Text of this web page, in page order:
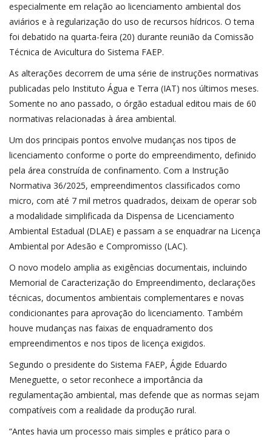
especialmente em relação ao licenciamento ambiental dos
aviários e à regularização do uso de recursos hídricos. O tema
foi debatido na quarta-feira (20) durante reunião da Comissão
Técnica de Avicultura do Sistema FAEP.
As alterações decorrem de uma série de instruções normativas
publicadas pelo Instituto Água e Terra (IAT) nos últimos meses.
Somente no ano passado, o órgão estadual editou mais de 60
normativas relacionadas à área ambiental.
Um dos principais pontos envolve mudanças nos tipos de
licenciamento conforme o porte do empreendimento, definido
pela área construída de confinamento. Com a Instrução
Normativa 36/2025, empreendimentos classificados como
micro, com até 7 mil metros quadrados, deixam de operar sob
a modalidade simplificada da Dispensa de Licenciamento
Ambiental Estadual (DLAE) e passam a se enquadrar na Licença
Ambiental por Adesão e Compromisso (LAC).
O novo modelo amplia as exigências documentais, incluindo
Memorial de Caracterização do Empreendimento, declarações
técnicas, documentos ambientais complementares e novas
condicionantes para aprovação do licenciamento. Também
houve mudanças nas faixas de enquadramento dos
empreendimentos e nos tipos de licença exigidos.
Segundo o presidente do Sistema FAEP, Ágide Eduardo
Meneguette, o setor reconhece a importância da
regulamentação ambiental, mas defende que as normas sejam
compatíveis com a realidade da produção rural.
“Antes havia um processo mais simples e prático para o